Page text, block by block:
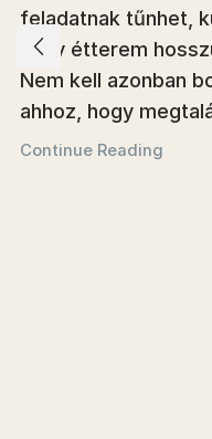
feladatnak tűnhet,
vagy étterem
Nem kell azonban
ahhoz, hogy
Continue Reading